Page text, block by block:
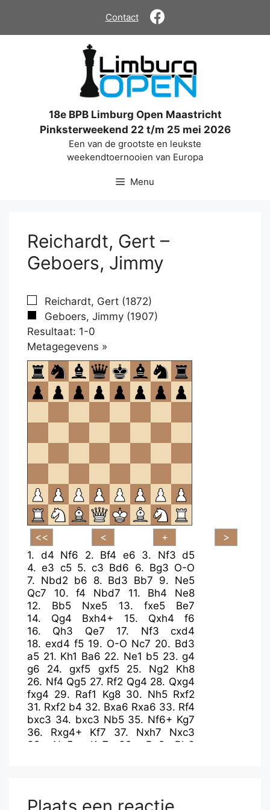
de
Contact
18e BPB Limburg Open Maastricht
Pinksterweekend 22 t/m 25 mei 2026
Een van de grootste en leukste
weekendtoernooien van Europa
Menu
Reichardt, Gert –
Geboers, Jimmy
Reichardt, Gert (1872)
Geboers, Jimmy (1907)
Resultaat: 1-0
Metagegevens »
om
te
openen.
1. d4 Nf6 2. Bf4 e6 3. Nf3 d5
4.e3 c5 5. c3 Bd6 6. Bg3 O-O
7. Nbd2 b6 8. Bd3 Bb7 9. Ne5
Qc7
10.f4 Nbd7 11. Bh4
Ne8
12. Bb5 Nxe5 13. fxe5
Be7
14. Qg4 Bxh4+ 15. Qxh4
f6
16. Qh3 Qe7 17. Nf3
cxd4
18. exd4 f5 19. O-O Nc7 20. Bd3
a5 21. Kh1 Ba6 22. Ne1 b5 23. g4
g6
24.gxf5 gxf5 25. Ng2
Kh8
26. Nf4 Qg5 27. Rf2 Qg4 28. Qxg4
fxg4 29. Raf1 Kg8 30. Nh5 Rxf2
31. Rxf2 b4 32. Bxa6 Rxa6 33. Rf4
bxc3 34. bxc3 Nb5 35. Nf6+ Kg7
36. Rxg4+ Kf7 37. Nxh7
Nxc3
38. Ng5+ Ke7 39. Rg2
Rb6